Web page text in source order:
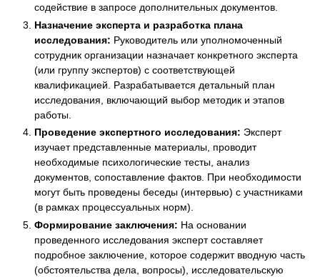
содействие в запросе дополнительных документов.
Назначение эксперта и разработка плана
исследования: Руководитель или уполномоченный
сотрудник организации назначает конкретного эксперта
(или группу экспертов) с соответствующей
квалификацией. Разрабатывается детальный план
исследования, включающий выбор методик и этапов
работы.
Проведение экспертного исследования: Эксперт
изучает представленные материалы, проводит
необходимые психологические тесты, анализ
документов, сопоставление фактов. При необходимости
могут быть проведены беседы (интервью) с участниками
(в рамках процессуальных норм).
Формирование заключения: На основании
проведенного исследования эксперт составляет
подробное заключение, которое содержит вводную часть
(обстоятельства дела, вопросы), исследовательскую